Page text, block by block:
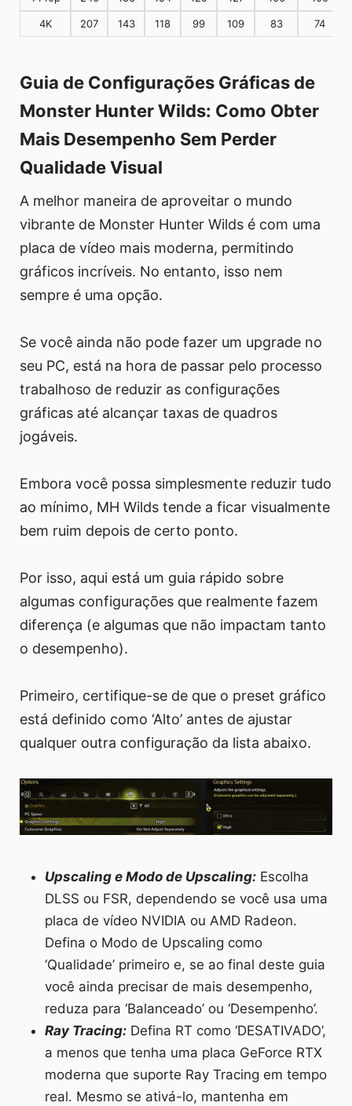
4K 207 143 118 99 109 83 74
Guia de Configurações Gráficas de
Monster Hunter Wilds: Como Obter
Mais Desempenho Sem Perder
Qualidade Visual
A melhor maneira de aproveitar o mundo
vibrante de Monster Hunter Wilds é com uma
placa de vídeo mais moderna, permitindo
gráficos incríveis. No entanto, isso nem
sempre é uma opção.
Se você ainda não pode fazer um upgrade no
seu PC, está na hora de passar pelo processo
trabalhoso de reduzir as configurações
gráficas até alcançar taxas de quadros
jogáveis.
Embora você possa simplesmente reduzir tudo
ao mínimo, MH Wilds tende a ficar visualmente
bem ruim depois de certo ponto.
Por isso, aqui está um guia rápido sobre
algumas configurações que realmente fazem
diferença (e algumas que não impactam tanto
o desempenho).
Primeiro, certifique-se de que o preset gráfico
está definido como ‘Alto’ antes de ajustar
qualquer outra configuração da lista abaixo.
Upscaling e Modo de Upscaling: Escolha
DLSS ou FSR, dependendo se você usa uma
placa de vídeo NVIDIA ou AMD Radeon.
Defina o Modo de Upscaling como
‘Qualidade’ primeiro e, se ao final deste guia
você ainda precisar de mais desempenho,
reduza para ‘Balanceado’ ou ‘Desempenho’.
Ray Tracing: Defina RT como ‘DESATIVADO’,
a menos que tenha uma placa GeForce RTX
moderna que suporte Ray Tracing em tempo
real. Mesmo se ativá-lo, mantenha em